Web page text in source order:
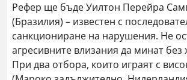
Рефер ще бъде Уилтон Перейра
(Бразилия) – известен с
санкциониране на нарушения. Не
агресивните влизания да минат без
При два отбора, които играят с